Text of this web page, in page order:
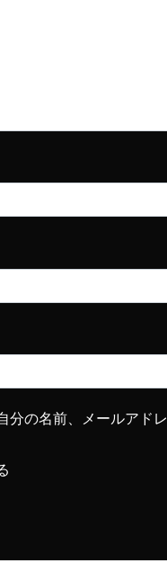
の名前、メールアド